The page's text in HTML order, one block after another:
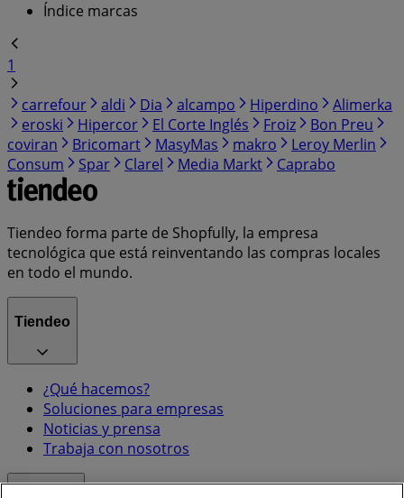
Índice marcas
1
carrefour
aldi Dia alcampo Hiperdino
Alimerka
eroski
Hipercor El Corte Inglés Froiz
Bon Preu
coviran
Bricomart MasyMas makro
Leroy Merlin
Consum
Spar Clarel Media Markt Caprabo
Tiendeo forma parte de Shopfully, la empresa
tecnológica que está reinventando las compras locales
en todo el mundo.
Tiendeo
¿Qué hacemos?
Soluciones para empresas
Noticias y prensa
Trabaja con nosotros